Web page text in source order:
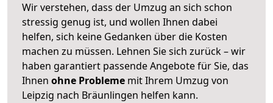
Wir verstehen, dass der Umzug an sich schon
stressig genug ist, und wollen Ihnen dabei
helfen, sich keine Gedanken über die Kosten
machen zu müssen. Lehnen Sie sich zurück – wir
haben garantiert passende Angebote für Sie, das
Ihnen ohne Probleme mit Ihrem Umzug von
Leipzig nach Bräunlingen helfen kann.